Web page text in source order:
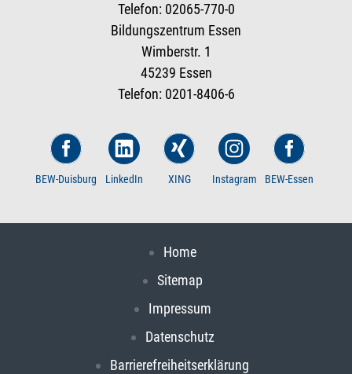
Telefon: 02065-770-0
Bildungszentrum Essen
Wimberstr. 1
45239 Essen
Telefon: 0201-8406-6
BEW-Duisburg LinkedIn XING Instagram BEW-Essen
Home
Sitemap
Impressum
Datenschutz
Barrierefreiheitserklärung